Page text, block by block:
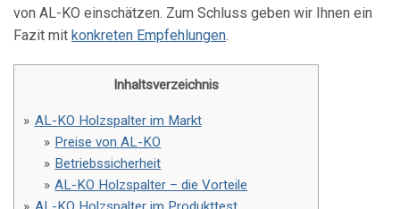
von AL-KO einschätzen. Zum Schluss geben wir Ihnen ein
Fazit mit konkreten Empfehlungen.
Inhaltsverzeichnis
AL-KO Holzspalter im Markt
Preise von AL-KO
Betriebssicherheit
AL-KO Holzspalter – die Vorteile